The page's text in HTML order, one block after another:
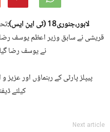
لاہور،جنوری18 (ٹی این ایس):
قریشی نے سابق وزیر اعظم یوسف
نے یوسف رضا
پیپلز پارٹی کے رہنماؤں اور
کیلئے
Next article